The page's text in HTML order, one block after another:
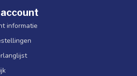
informatie